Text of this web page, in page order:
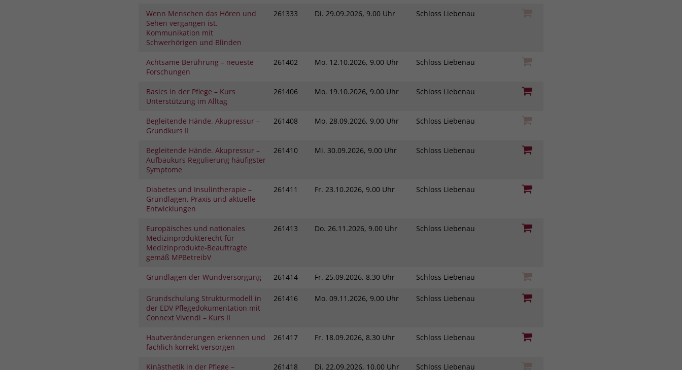
Wenn Menschen das Hören und
Sehen vergangen ist.
Kommunikation mit
Schwerhörigen und Blinden
261333 Di. 29.09.2026, 9.00 Uhr Schloss Liebenau
Achtsame Berührung – neueste
Forschungen
261402 Mo. 12.10.2026, 9.00 Uhr Schloss Liebenau
Basics in der Pflege – Kurs
Unterstützung im Alltag
261406 Mo. 19.10.2026, 9.00 Uhr Schloss Liebenau
Begleitende Hände. Akupressur –
Grundkurs II
261408 Mo. 28.09.2026, 9.00 Uhr Schloss Liebenau
Begleitende Hände. Akupressur –
Aufbaukurs Regulierung häufigster
Symptome
261410 Mi. 30.09.2026, 9.00 Uhr Schloss Liebenau
Diabetes und Insulintherapie –
Grundlagen, Praxis und aktuelle
Entwicklungen
261411 Fr. 23.10.2026, 9.00 Uhr Schloss Liebenau
Europäisches und nationales
Medizinprodukterecht für
Medizinprodukte-Beauftragte
gemäß MPBetreibV
261413 Do. 26.11.2026, 9.00 Uhr Schloss Liebenau
Grundlagen der Wundversorgung 261414 Fr. 25.09.2026, 8.30 Uhr Schloss Liebenau
Grundschulung Strukturmodell in
der EDV Pflegedokumentation mit
Connext Vivendi – Kurs II
261416 Mo. 09.11.2026, 9.00 Uhr Schloss Liebenau
Hautveränderungen erkennen und
fachlich korrekt versorgen
261417 Fr. 18.09.2026, 8.30 Uhr Schloss Liebenau
Kinästhetik in der Pflege – 261418 Di. 22.09.2026, 10.00 Uhr Schloss Liebenau